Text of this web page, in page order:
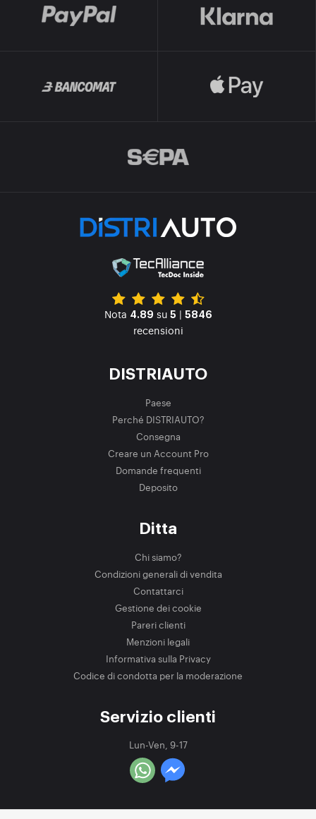
Nota 4.89 su 5 | 5846
recensioni
DISTRIAUTO
Paese
Perché DISTRIAUTO?
Consegna
Creare un Account Pro
Domande frequenti
Deposito
Ditta
Chi siamo?
Condizioni generali di vendita
Contattarci
Gestione dei cookie
Pareri clienti
Menzioni legali
Informativa sulla Privacy
Codice di condotta per la moderazione
Servizio clienti
Lun-Ven, 9-17